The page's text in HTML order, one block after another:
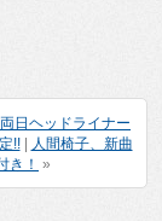
⽇ヘッドライナー
!!| 人間椅子、新曲
き！ »